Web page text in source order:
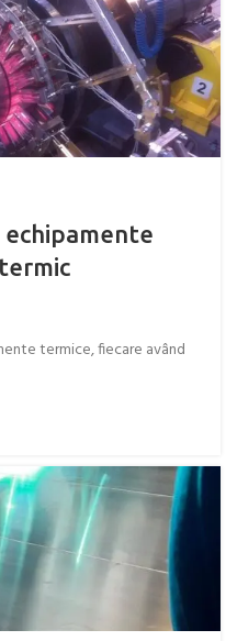
echipamente
termice, fiecare având